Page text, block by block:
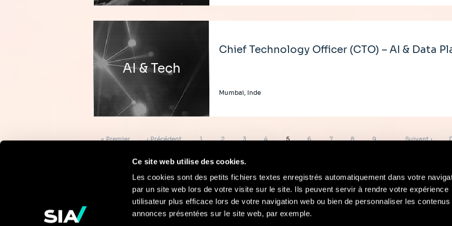
Ce site web utilise des cookies.
Les cookies sont des petits fichiers textes enregistrés automatiquement dans votre
par un site web lors de votre visite sur le site. Ils peuvent servir à rendre votre expérience
utilisateur plus efficace lors de votre navigation web ou bien de personnaliser les contenus
annonces présentées sur le site web, par exemple.
AI & Tech
Chief Technology Officer (CTO) – AI & Data
Mumbai, Inde
Première
« Premier
Page
‹ Précédent Page
1 Page
2 Page
3 Page
4 Page
5 Page
6 Page
7 Page
8 Page
9 …
Page
Suivant ›
Pour en savoir Contact Mentions Légales